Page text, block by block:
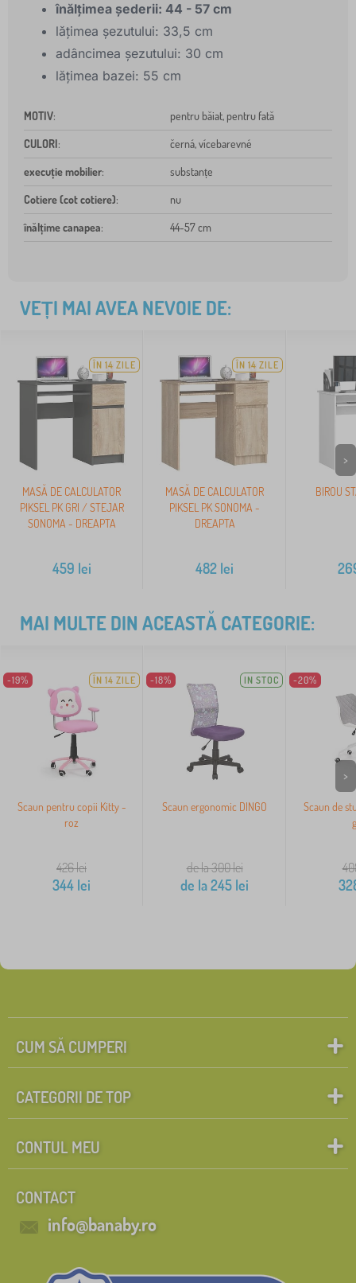
înălțimea șederii: 44 - 57 cm
lățimea șezutului: 33,5 cm
adâncimea șezutului: 30 cm
lățimea bazei: 55 cm
MOTIV: pentru băiat, pentru fată
CULORI: černá, vícebarevné
execuție mobilier: substanțe
Cotiere (cot cotiere): nu
înălțime canapea: 44-57 cm
VEȚI MAI AVEA NEVOIE DE:
ÎN 14 ZILE
MASĂ DE CALCULATOR
PIKSEL PK GRI / STEJAR
SONOMA - DREAPTA
459 lei
ÎN 14 ZILE
MASĂ DE CALCULATOR
PIKSEL PK SONOMA -
DREAPTA
482 lei
BIROU
>
MAI MULTE DIN ACEASTĂ CATEGORIE:
-19% ÎN 14 ZILE
Scaun pentru copii Kitty -
roz
426lei
344 lei
-18% IN STOC
Scaun ergonomic DINGO
de la 300lei
de la245 lei
-20%
Scaun de
>
CUM SĂ CUMPERI
CATEGORII DE TOP
CONTUL MEU
CONTACT
info@banaby.ro